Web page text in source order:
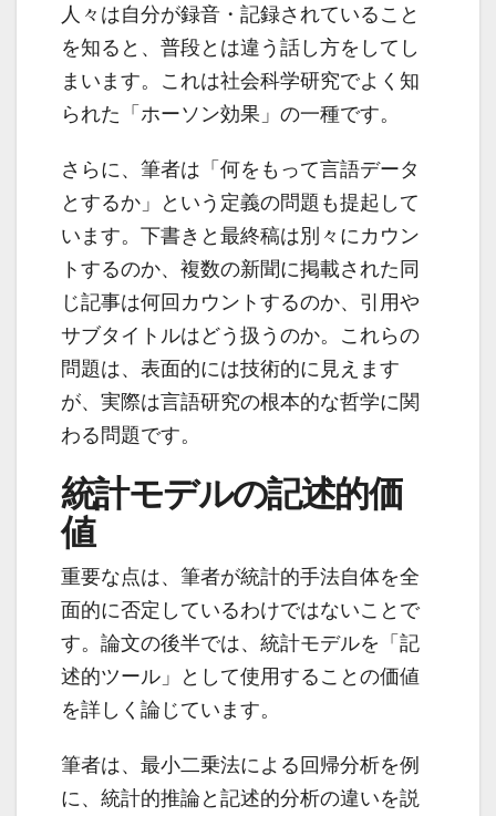
人々は自分が録音・記録されていること
を知ると、普段とは違う話し方をしてし
まいます。これは社会科学研究でよく知
られた「ホーソン効果」の一種です。
さらに、筆者は「何をもって言語データ
とするか」という定義の問題も提起して
います。下書きと最終稿は別々にカウン
トするのか、複数の新聞に掲載された同
じ記事は何回カウントするのか、引用や
サブタイトルはどう扱うのか。これらの
問題は、表面的には技術的に見えます
が、実際は言語研究の根本的な哲学に関
わる問題です。
統計モデルの記述的価
値
重要な点は、筆者が統計的手法自体を全
面的に否定しているわけではないことで
す。論文の後半では、統計モデルを「記
述的ツール」として使用することの価値
を詳しく論じています。
筆者は、最小二乗法による回帰分析を例
に、統計的推論と記述的分析の違いを説